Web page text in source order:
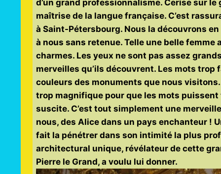
d’un grand professionnalisme. Cerise sur
maîtrise de la langue française. C’est
à Saint-Pétersbourg. Nous la découvrons en
à nous sans retenue. Telle une belle femme
charmes. Les yeux ne sont pas assez
merveilles qu’ils découvrent. Les mots trop
couleurs des monuments que nous visitons.
trop magnifique pour que les mots
suscite. C’est tout simplement une
nous, des Alice dans un pays enchanteur !
fait la pénétrer dans son intimité la plus
architectural unique, révélateur de cette
Pierre le Grand, a voulu lui donner.